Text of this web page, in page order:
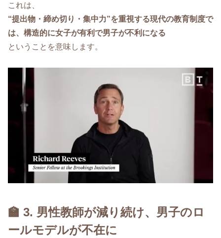
これは、
“提出物・締め切り・集中力”を重視する現代の教育制度で
は、構造的に女子が有利で男子が不利になる
ということを意味します。
🏫 3. 男性教師が減り続け、男子のロ
ールモデルが不在に